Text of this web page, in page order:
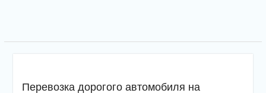
Перевозка дорогого автомобиля на